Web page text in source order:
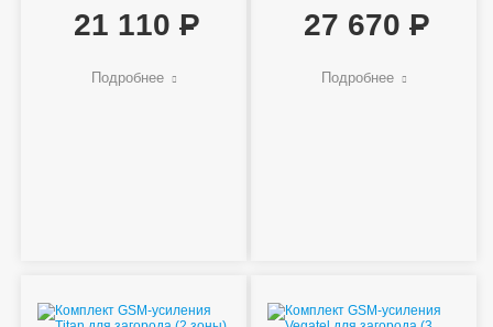
21 110
Подробнее
27 670
Подробнее